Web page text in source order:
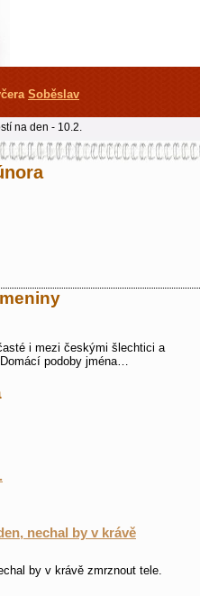
i mezi českými šlechtici a
podoby jména…
nechal by v krávě
by v krávě zmrznout tele.
Soběslav
na den - 10.2.